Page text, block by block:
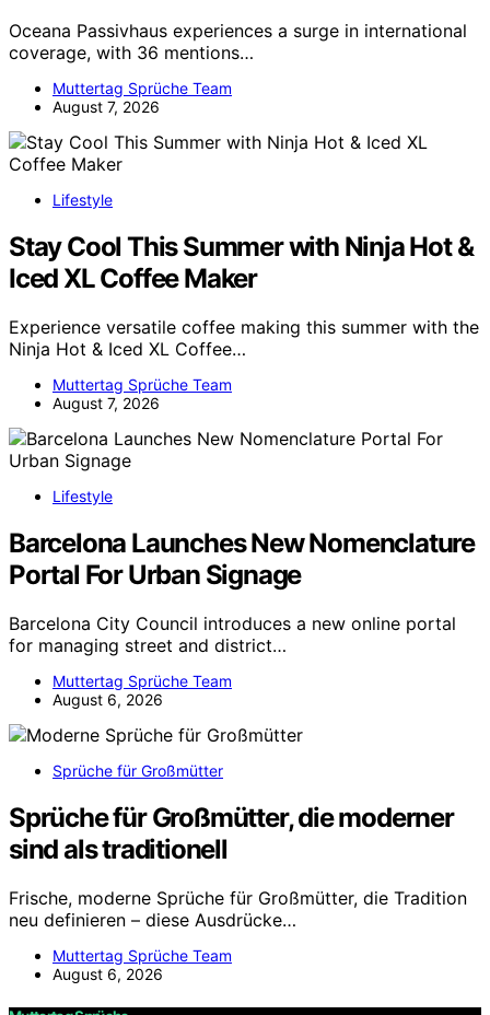
Oceana Passivhaus experiences a surge in international
coverage, with 36 mentions…
Muttertag Sprüche Team
August 7, 2026
Lifestyle
Stay Cool This Summer with Ninja Hot &
Iced XL Coffee Maker
Experience versatile coffee making this summer with the
Ninja Hot & Iced XL Coffee…
Muttertag Sprüche Team
August 7, 2026
Lifestyle
Barcelona Launches New Nomenclature
Portal For Urban Signage
Barcelona City Council introduces a new online portal
for managing street and district…
Muttertag Sprüche Team
August 6, 2026
Sprüche für Großmütter
Sprüche für Großmütter, die moderner
sind als traditionell
Frische, moderne Sprüche für Großmütter, die Tradition
neu definieren – diese Ausdrücke…
Muttertag Sprüche Team
August 6, 2026